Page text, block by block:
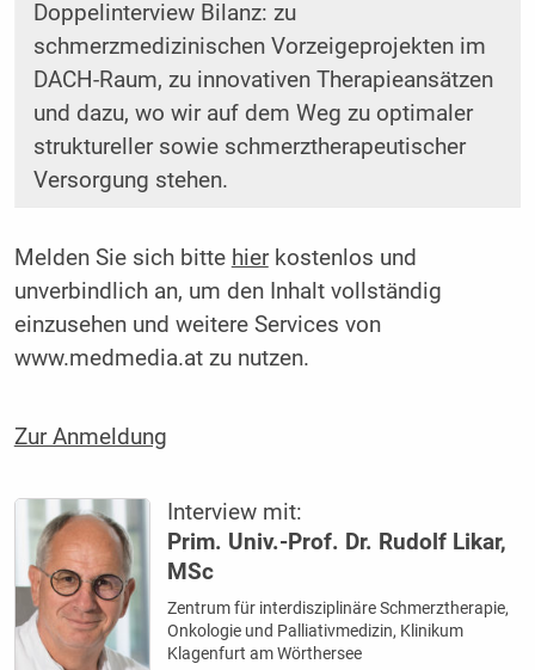
Doppelinterview Bilanz: zu
schmerzmedizinischen Vorzeigeprojekten im
DACH-Raum, zu innovativen Therapieansätzen
und dazu, wo wir auf dem Weg zu optimaler
struktureller sowie schmerztherapeutischer
Versorgung stehen.
Melden Sie sich bitte hierkostenlos und
unverbindlich an, um den Inhalt vollständig
einzusehen und weitere Services von
www.medmedia.at zu nutzen.
Zur Anmeldung
Interview mit:
Prim. Univ.-Prof. Dr. Rudolf Likar,
MSc
Zentrum für interdisziplinäre Schmerztherapie,
Onkologie und Palliativmedizin, Klinikum
Klagenfurt am Wörthersee